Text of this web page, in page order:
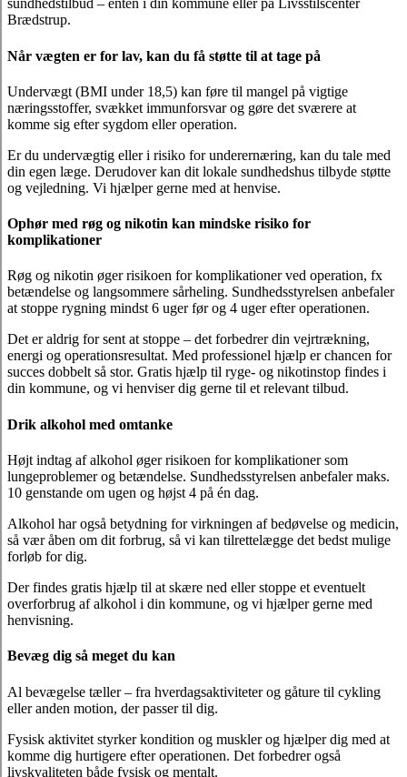
sundhedstilbud – enten i din kommune eller på Livsstilscenter
Brædstrup.
Når vægten er for lav, kan du få støtte til at tage på
Undervægt (BMI under 18,5) kan føre til mangel på vigtige
næringsstoffer, svækket immunforsvar og gøre det sværere at
komme sig efter sygdom eller operation.
Er du undervægtig eller i risiko for underernæring, kan du tale med
din egen læge. Derudover kan dit lokale sundhedshus tilbyde støtte
og vejledning. Vi hjælper gerne med at henvise.
Ophør med røg og nikotin kan mindske risiko for
komplikationer
Røg og nikotin øger risikoen for komplikationer ved operation, fx
betændelse og langsommere sårheling. Sundhedsstyrelsen anbefaler
at stoppe rygning mindst 6 uger før og 4 uger efter operationen.
Det er aldrig for sent at stoppe – det forbedrer din vejrtrækning,
energi og operationsresultat. Med professionel hjælp er chancen for
succes dobbelt så stor. Gratis hjælp til ryge- og nikotinstop findes i
din kommune, og vi henviser dig gerne til et relevant tilbud.
Drik alkohol med omtanke
Højt indtag af alkohol øger risikoen for komplikationer som
lungeproblemer og betændelse. Sundhedsstyrelsen anbefaler maks.
10 genstande om ugen og højst 4 på én dag.
Alkohol har også betydning for virkningen af bedøvelse og medicin,
så vær åben om dit forbrug, så vi kan tilrettelægge det bedst mulige
forløb for dig.
Der findes gratis hjælp til at skære ned eller stoppe et eventuelt
overforbrug af alkohol i din kommune, og vi hjælper gerne med
henvisning.
Bevæg dig så meget du kan
Al bevægelse tæller – fra hverdagsaktiviteter og gåture til cykling
eller anden motion, der passer til dig.
Fysisk aktivitet styrker kondition og muskler og hjælper dig med at
komme dig hurtigere efter operationen. Det forbedrer også
livskvaliteten både fysisk og mentalt.